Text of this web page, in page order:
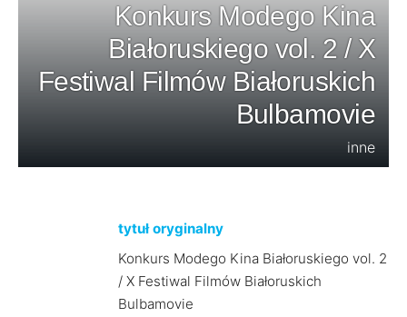
Konkurs Modego Kina
Białoruskiego vol. 2 / X
Festiwal Filmów Białoruskich
Bulbamovie
inne
tytuł oryginalny
Konkurs Modego Kina Białoruskiego vol. 2
/ X Festiwal Filmów Białoruskich
Bulbamovie